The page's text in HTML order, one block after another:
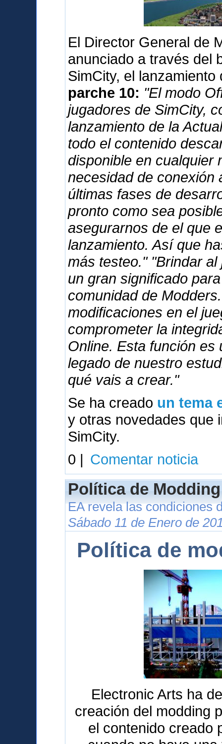
El Director General de
anunciado a través del
SimCity, el
parche 10: "El modo
jugadores de SimCity,
lanzamiento de la
todo el contenido
disponible en cualquier
necesidad de conexión
últimas fases de
pronto como sea
asegurarnos de el que
lanzamiento. Así que
más testeo." "Brindar
un gran significado
comunidad de
modificaciones en el
comprometer la
Online. Esta función es
legado de nuestro
qué vais a crear."
Se ha creado un tema
y otras novedades que
SimCity.
0 | Comentar noticia
Política de
EA revela las condiciones
Sábado 11 de Enero de
Política de
Electronic Arts ha
creación del modding
el contenido creado